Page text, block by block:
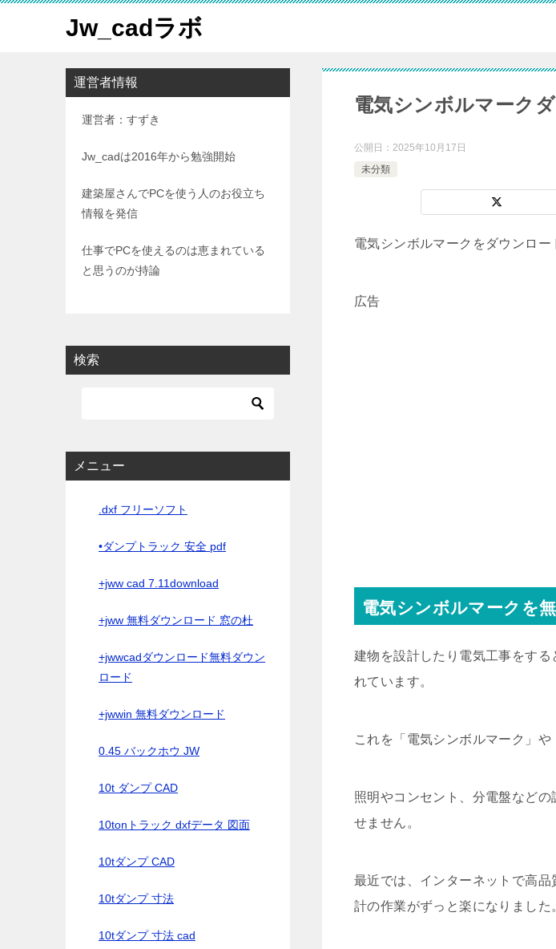
Jw_cadラボ
電気シンボルマーク
公開日： 2025年10月17日
未分類
電気シンボルマークをダウンロー
広告
電気シンボルマークを
建物を設計したり電気工事をす
れています。
これを「電気シンボルマーク」や
照明やコンセント、分電盤など
せません。
最近では、インターネットで高
計の作業がずっと楽になりました
運営者情報
運営者：すずき
Jw_cadは2016年から勉強開始
建築屋さんでPCを使う人のお役立ち
情報を発信
仕事でPCを使えるのは恵まれている
と思うのが持論
検索
メニュー
.dxf フリーソフト
•ダンプトラック 安全 pdf
+jww cad 7.11download
+jww 無料ダウンロード 窓の杜
+jwwcadダウンロード無料ダウン
ロード
+jwwin 無料ダウンロード
0.45 バックホウ JW
10t ダンプ CAD
10tonトラック dxfデータ 図面
10tダンプ CAD
10tダンプ 寸法
10tダンプ 寸法 cad